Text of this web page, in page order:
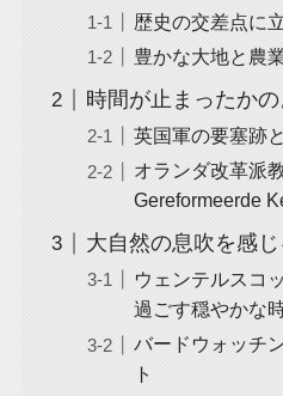
歴史の交差点に
豊かな大地と農
時間が止まったか
英国軍の要塞跡
オランダ改革派
Gereformeerde
大自然の息吹を感
ウェンテルスコ
過ごす穏やかな
バードウォッチ
ト